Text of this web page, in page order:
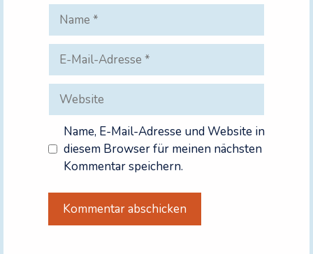
Name
Mail-
Adresse
Website
Name, E-Mail-Adresse und Website in
diesem Browser für meinen nächsten
Kommentar speichern.